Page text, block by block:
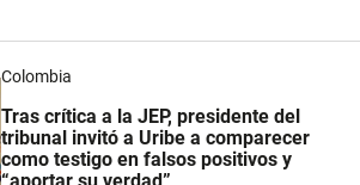
Colombia
Tras crítica a la JEP, presidente del
tribunal invitó a Uribe a comparecer
como testigo en falsos positivos y